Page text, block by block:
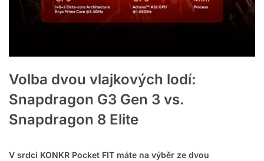
Volba dvou vlajkových lodí:
Snapdragon G3 Gen 3 vs.
Snapdragon 8 Elite
V srdci KONKR Pocket FIT máte na výběr ze dvou